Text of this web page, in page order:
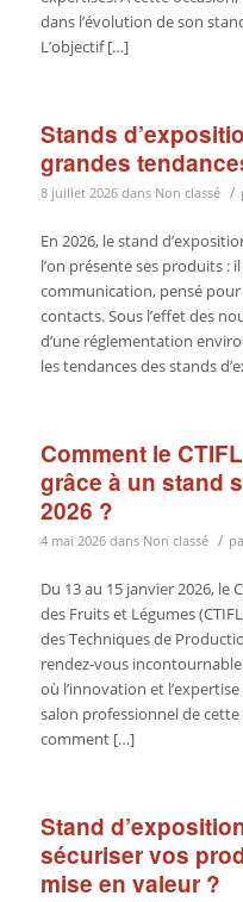
dans l’évolution de son
L’objectif […]
Stands
grandes
8 juillet 2026 dans Non classé /
En 2026, le stand
l’on présente ses produits
communication, pensé
contacts. Sous l’effet des
d’une réglementation
les tendances des stands
Comment le
grâce à un stand
2026 ?
4 mai 2026 dans Non classé /
Du 13 au 15 janvier 2026,
des Fruits et Légumes
des Techniques de
rendez-vous
où l’innovation et
salon professionnel de
comment […]
Stand
sécuriser vos
mise en valeur ?